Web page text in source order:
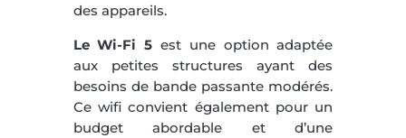
des appareils.
Le Wi-Fi 5 est une option adaptée
aux petites structures ayant des
besoins de bande passante modérés.
Ce wifi convient également pour un
budget abordable et d’une